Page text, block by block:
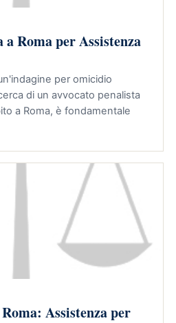
a Roma per Assistenza
per omicidio
di un avvocato penalista
a Roma, è fondamentale
Assistenza per